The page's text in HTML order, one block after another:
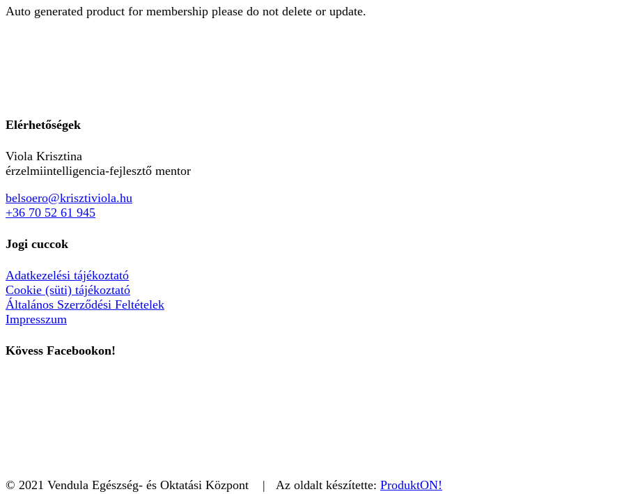
Auto generated product for membership please do not delete or update.
Elérhetőségek
Viola Krisztina
érzelmiintelligencia-fejlesztő mentor
belsoero@krisztiviola.hu
+36 70 52 61 945
Jogi cuccok
Adatkezelési tájékoztató
Cookie (süti) tájékoztató
Általános Szerződési Feltételek
Impresszum
Kövess Facebookon!
© 2021 Vendula Egészség- és Oktatási Központ | Az oldalt készítette: ProduktON!